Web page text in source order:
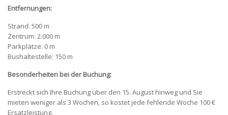
Entfernungen:
Strand: 500 m
Zentrum: 2.000 m
Parkplätze: 0 m
Bushaltestelle: 150 m
Besonderheiten bei der Buchung:
Erstreckt sich Ihre Buchung über den 15. August hinweg und Sie
mieten weniger als 3 Wochen, so kostet jede fehlende Woche 100 €
Ersatzleistung.